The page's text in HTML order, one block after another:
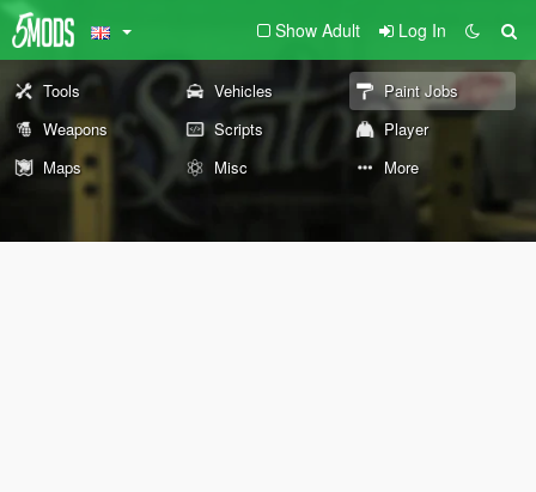
Show Adult Log In
Tools Vehicles
Paint Jobs
Weapons
Scripts
Player
Maps
Misc More